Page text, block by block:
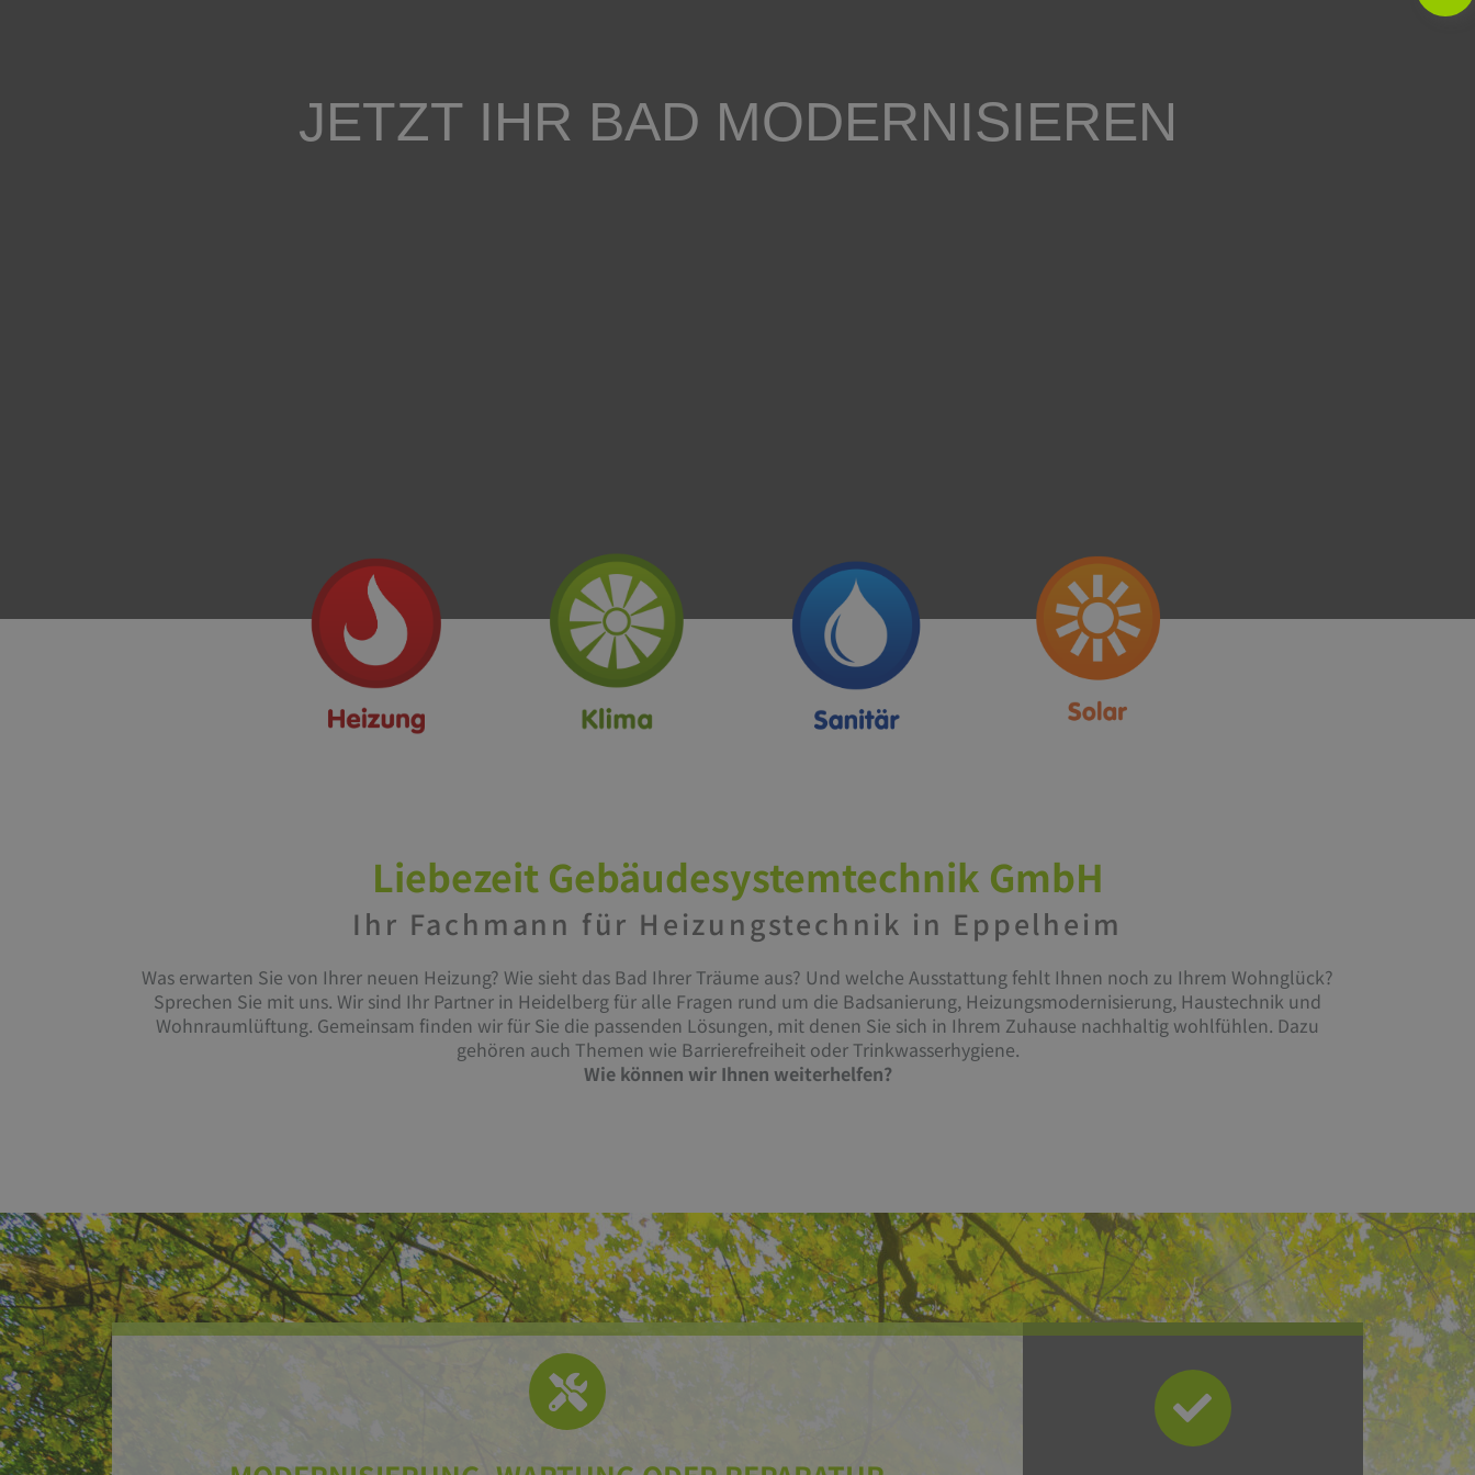
Liebezeit Gebäudesystemtechnik GmbH
Ihr Fachmann für Heizungstechnik in Eppelheim
Was erwarten Sie von Ihrer neuen Heizung? Wie sieht das Bad Ihrer Träume aus? Und welche Ausstattung fehlt Ihnen noch zu Ihrem Wohnglück?
Sprechen Sie mit uns. Wir sind Ihr Partner in Heidelberg für alle Fragen rund um die Badsanierung, Heizungsmodernisierung, Haustechnik und
Wohnraumlüftung. Gemeinsam finden wir für Sie die passenden Lösungen, mit denen Sie sich in Ihrem Zuhause nachhaltig wohlfühlen. Dazu
gehören auch Themen wie Barrierefreiheit oder Trinkwasserhygiene.
Wie können wir Ihnen weiterhelfen?